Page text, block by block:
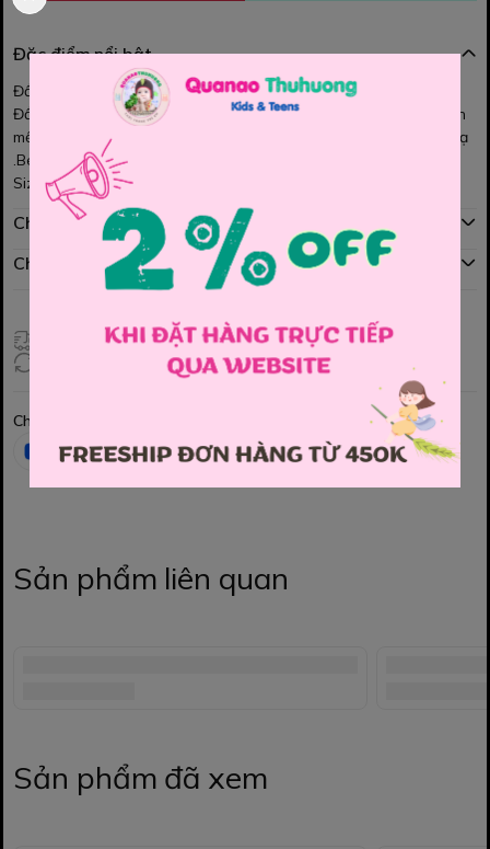
Đặc điểm nổi bật
Đầm HALLOWEEN cả nhà ơi!
Đầm chất cotton mềm mịn, Tùng váy dáng xòe váy là 2 lớp voan
mềm mại đính, kim tuyến lấp lánh, nổi bật , màu sắc cực chât lun ạ
.Bé yêu nào diện cũng xinh hết nấc nhé các Mom
Size : 4/5y, 6y, 7/8y, 10/12y
Chính sách mua hàng
Chính sách đổi hàng
Giao hàng toàn quốc
Đổi hàng 3 ngày (HCM), 7 ngày (Tỉnh)
Chia sẻ
Sản phẩm liên quan
Sản phẩm đã xem